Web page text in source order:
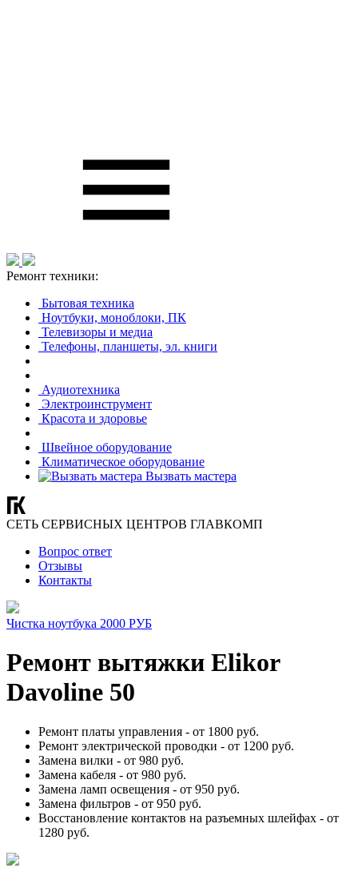
Ремонт техники:
Бытовая техника
Ноутбуки, моноблоки, ПК
Телевизоры и медиа
Телефоны, планшеты, эл. книги
Аудиотехника
Электроинструмент
Красота и здоровье
Швейное оборудование
Климатическое оборудование
Вызвать мастера
СЕТЬ СЕРВИСНЫХ ЦЕНТРОВ ГЛАВКОМП
Вопрос ответ
Отзывы
Контакты
Чистка ноутбука 2000 РУБ
Ремонт вытяжки Elikor
Davoline 50
Ремонт платы управления - от 1800 руб.
Ремонт электрической проводки - от 1200 руб.
Замена вилки - от 980 руб.
Замена кабеля - от 980 руб.
Замена ламп освещения - от 950 руб.
Замена фильтров - от 950 руб.
Восстановление контактов на разъемных шлейфах - от
1280 руб.